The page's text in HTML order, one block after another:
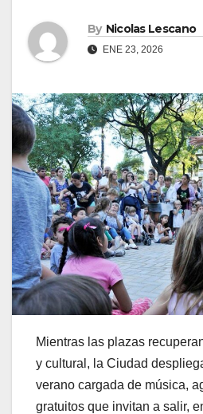
By Nicolas Lescano
ENE 23, 2026
Mientras las plazas
y cultural, la Ciudad
verano cargada de música,
gratuitos que invitan a salir,